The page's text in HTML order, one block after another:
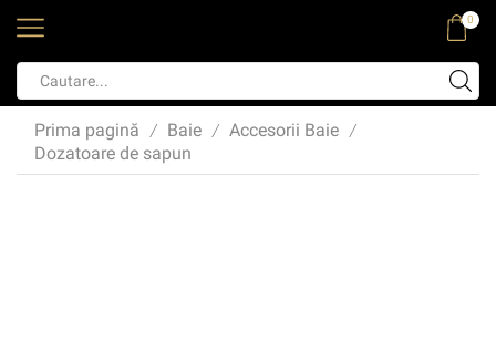
0
Prima pagină / Baie / Accesorii Baie /
Dozatoare de sapun